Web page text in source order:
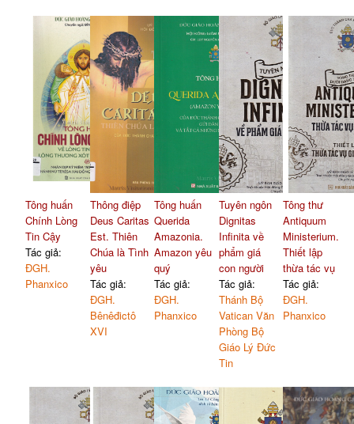
Tông huấn
Chính Lòng
Tin Cậy
Tác giả:
ĐGH.
Phanxico
Thông điệp
Deus Caritas
Est. Thiên
Chúa là Tình
yêu
Tác giả:
ĐGH.
Bênêđictô
XVI
Tông huấn
Querida
Amazonia.
Amazon yêu
quý
Tác giả:
ĐGH.
Phanxico
Tuyên ngôn
Dignitas
Infinita về
phẩm giá
con người
Tác giả:
Thánh Bộ
Vatican Văn
Phòng Bộ
Giáo Lý Đức
Tin
Tông thư
Antiquum
Ministerium.
Thiết lập
thừa tác vụ
Tác giả:
ĐGH.
Phanxico